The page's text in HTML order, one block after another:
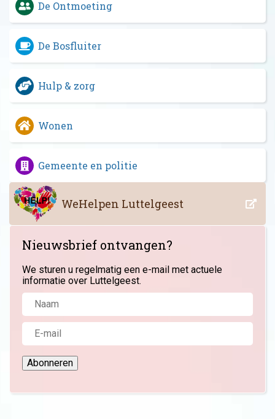
De Ontmoeting
De Bosfluiter
Hulp & zorg
Wonen
Gemeente en politie
WeHelpen Luttelgeest
Nieuwsbrief ontvangen?
We sturen u regelmatig een e-mail met actuele
informatie over Luttelgeest.
Abonneren